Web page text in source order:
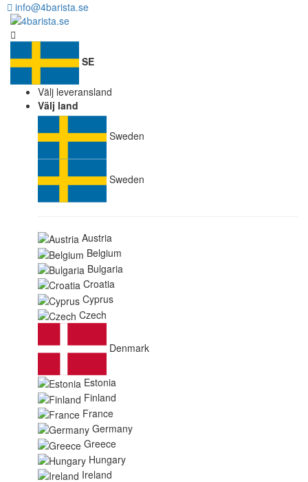
info@4barista.se
SE
Välj leveransland
Välj land
Sweden
Sweden
Austria
Belgium
Bulgaria
Croatia
Cyprus
Czech
Denmark
Estonia
Finland
France
Germany
Greece
Hungary
Ireland